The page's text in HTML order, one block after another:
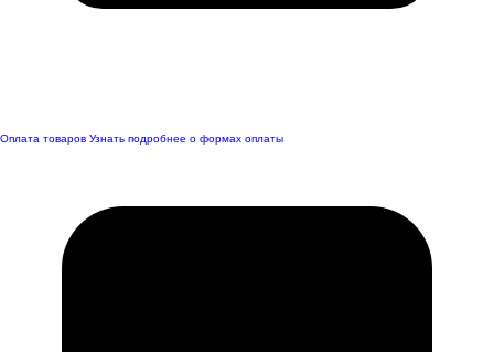
Оплата товаров Узнать подробнее о формах оплаты